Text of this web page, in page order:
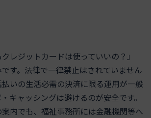
クレジットカードは使っていいの？」
す。法律で一律禁止はされていません
いの生活必需の決済に限る運用が一般
キャッシングは避けるのが安全です。
内でも、福祉事務所には金融機関等へ